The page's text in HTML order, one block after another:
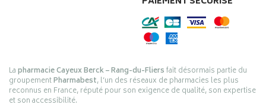
Lapharmacie Cayeux Berck – Rang-du-Fliersfait désormais partie du
groupementPharmabest, l’un des réseaux de pharmacies les plus
reconnus en France, réputé pour son exigence de qualité, son expertise
et son accessibilité.